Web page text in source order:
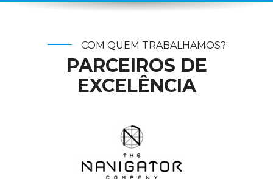
COM QUEM TRABALHAMOS?
PARCEIROS DE
EXCELÊNCIA